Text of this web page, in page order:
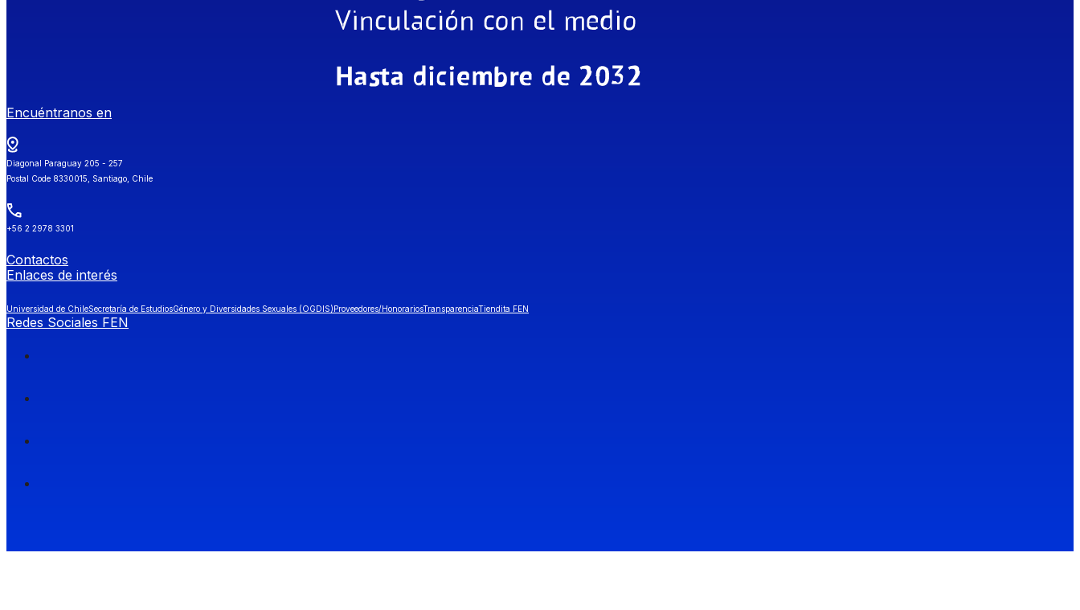
Encuéntranos en
Diagonal Paraguay 205 - 257
Postal Code 8330015, Santiago, Chile
+56 2 2978 3301
Contactos
Enlaces de interés
Universidad de ChileSecretaría de EstudiosGénero y Diversidades Sexuales (OGDIS)Proveedores/HonorariosTransparenciaTiendita FEN
Redes Sociales FEN